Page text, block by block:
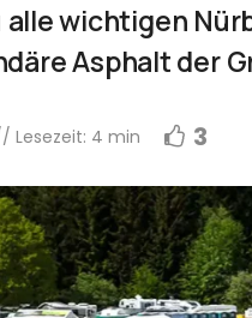
wichtigen
Asphalt der
Lesezeit: 4 min 3